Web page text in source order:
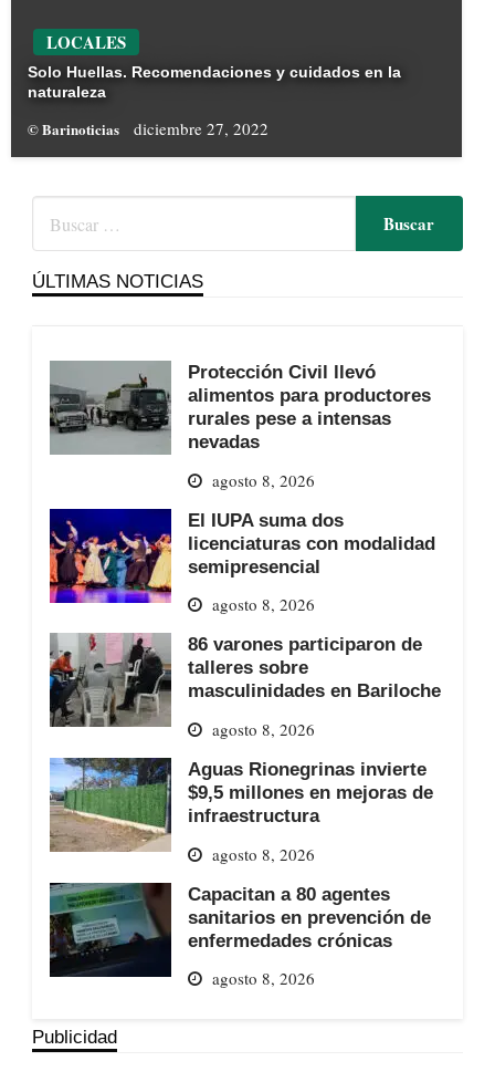
LOCALES
Solo Huellas. Recomendaciones y cuidados en la
naturaleza
© Barinoticias diciembre 27, 2022
ÚLTIMAS NOTICIAS
Protección Civil llevó
alimentos para productores
rurales pese a intensas
nevadas
agosto 8, 2026
El IUPA suma dos
licenciaturas con modalidad
semipresencial
agosto 8, 2026
86 varones participaron de
talleres sobre
masculinidades en Bariloche
agosto 8, 2026
Aguas Rionegrinas invierte
$9,5 millones en mejoras de
infraestructura
agosto 8, 2026
Capacitan a 80 agentes
sanitarios en prevención de
enfermedades crónicas
agosto 8, 2026
Publicidad